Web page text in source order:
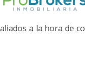
a la hora de